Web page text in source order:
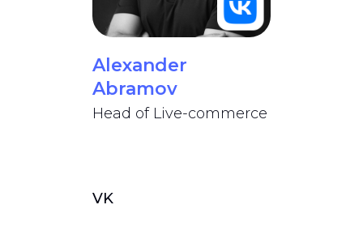
Alexander
Abramov
Head of Live-commerce
VK